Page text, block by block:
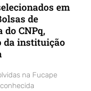
em
de
CNPq,
da instituição
na Fucape